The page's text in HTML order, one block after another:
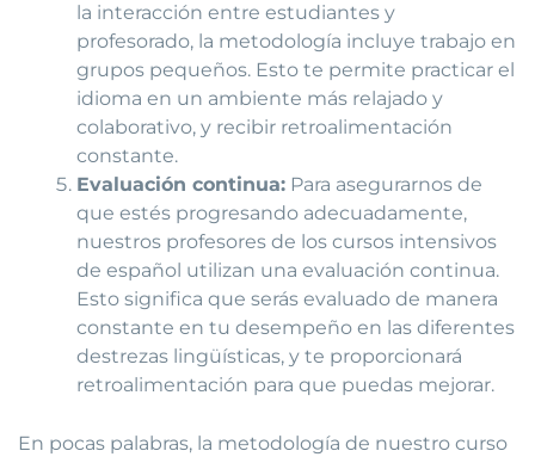
la interacción entre estudiantes y
profesorado, la metodología incluye trabajo en
grupos pequeños. Esto te permite practicar el
idioma en un ambiente más relajado y
colaborativo, y recibir retroalimentación
constante.
Evaluación continua: Para asegurarnos de
que estés progresando adecuadamente,
nuestros profesores de los cursos intensivos
de español utilizan una evaluación continua.
Esto significa que serás evaluado de manera
constante en tu desempeño en las diferentes
destrezas lingüísticas, y te proporcionará
retroalimentación para que puedas mejorar.
En pocas palabras, la metodología de nuestro curso